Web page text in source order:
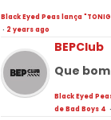
Black Eyed Peas lança
· 2 years ago
BEPClub
Que
Black Eyed
de Bad Boys 4 ·